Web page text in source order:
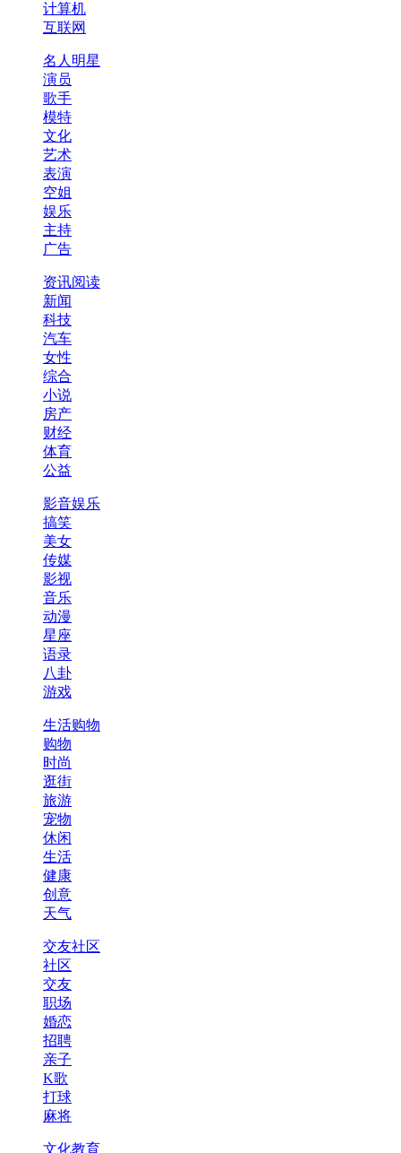
计算机
互联网
名人明星
演员
歌手
模特
文化
艺术
表演
空姐
娱乐
主持
广告
资讯阅读
新闻
科技
汽车
女性
综合
小说
房产
财经
体育
公益
影音娱乐
搞笑
美女
传媒
影视
音乐
动漫
星座
语录
八卦
游戏
生活购物
购物
时尚
逛街
旅游
宠物
休闲
生活
健康
创意
天气
交友社区
社区
交友
职场
婚恋
招聘
亲子
K歌
打球
麻将
文化教育